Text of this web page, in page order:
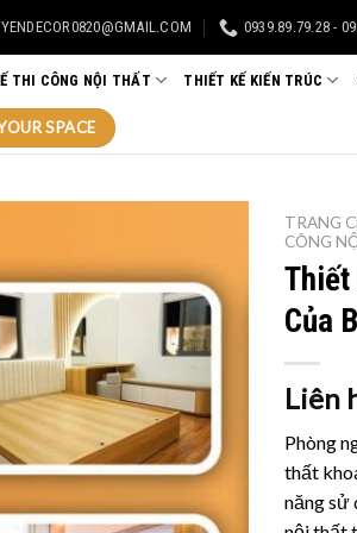
0939.89.79.28 -
THI CÔNG NỘI THẤT THIẾT KẾ KIẾN TRÚC
SPACE
TRANG
CÔNG
Thiết
Của
Liên
Phòng
thất
năng sử